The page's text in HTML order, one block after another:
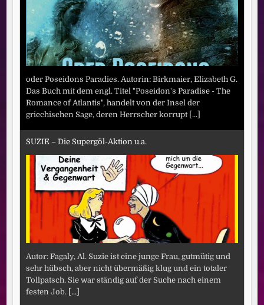
oder Poseidons Paradies. Autorin: Birkmaier, Elizabeth G.
Das Buch mit dem engl. Titel "Poseidon's Paradise - The
Romance of Atlantis", handelt von der Insel der
griechischen Sage, deren Herrscher korrupt [...]
SUZIE – Die Supergöl-Aktion u.a.
Autor: Fagaly, Al. Suzie ist eine junge Frau, gutmütig und
sehr hübsch, aber nicht übermäßig klug und ein totaler
Tollpatsch. Sie war ständig auf der Suche nach einem
festen Job. [...]